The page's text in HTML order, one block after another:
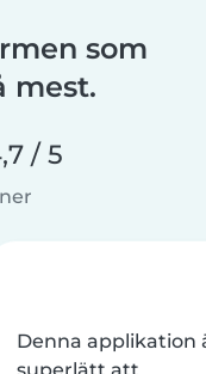
som
mest.
/ 5
Denna applikation